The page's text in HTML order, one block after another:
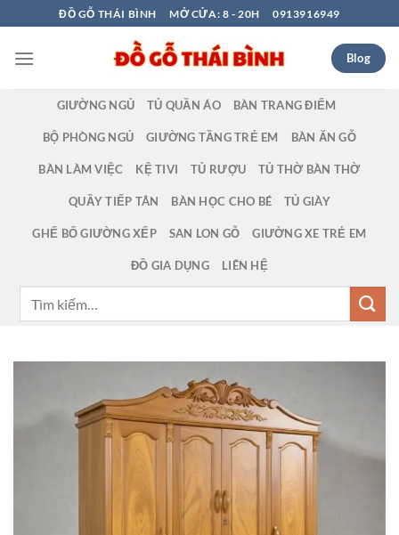
qua
nội
ĐỒ GỖ THÁI BÌNH MỞ CỬA: 8 - 20H 0913916949
Blog
GIƯỜNG NGỦ TỦ QUẦN ÁO BÀN TRANG ĐIỂM
BỘ PHÒNG NGỦ GIƯỜNG TẦNG TRẺ EM BÀN ĂN GỖ
BÀN LÀM VIỆC KỆ TIVI TỦ RƯỢU TỦ THỜ BÀN THỜ
QUẦY TIẾP TÂN BÀN HỌC CHO BÉ TỦ GIÀY
GHẾ BỐ GIƯỜNG XẾP SAN LON GỖ GIƯỜNG XE TRẺ EM
ĐỒ GIA DỤNG LIÊN HỆ